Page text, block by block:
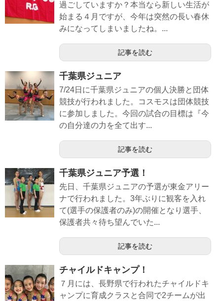
過ごしていますか？本当なら新しい生活が
始まる４月ですが、今年は突然の長い春休
みになってしまいましたね。...
記事を読む
千葉県ジュニア
7/24日に千葉県ジュニアの個人決勝と団体
競技が行われました。コスモスは団体競技
に参加しました。今回の試合の目標は『今
の自分達の力を全て出す...
記事を読む
千葉県ジュニア予選！
先日、千葉県ジュニアの予選が東金アリー
ナで行われました。3年ぶりに観客を入れ
て(選手の保護者のみ)の開催となり選手、
保護者共々待ち望んでいた...
記事を読む
チャイルドキャンプ！
７月には、長野県で行われたチャイルドキ
ャンプに育成クラスと合同で2チームが出